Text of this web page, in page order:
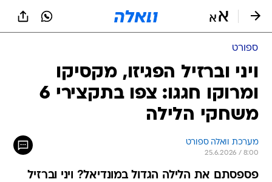
ספורט
ויני וברזיל הפגיזו, מקסיקו
ומרוקו חגגו: צפו בתקצירי 6
משחקי הלילה
מערכת וואלה ספורט
25.6.2026 / 8:00
פספסתם את הלילה הגדול במונדיאל? ויני וברזיל